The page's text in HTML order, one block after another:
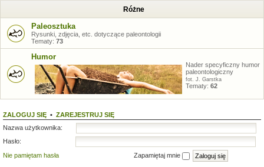
Różne
Paleosztuka
Rysunki, zdjęcia, etc. dotyczące paleontologii
Tematy: 73
Humor
Nader specyficzny humor
paleontologiczny
fot. J. Garstka
Tematy: 62
ZALOGUJ SIĘ • ZAREJESTRUJ SIĘ
Nazwa użytkownika:
Hasło:
Nie pamiętam hasła
Zapamiętaj mnie